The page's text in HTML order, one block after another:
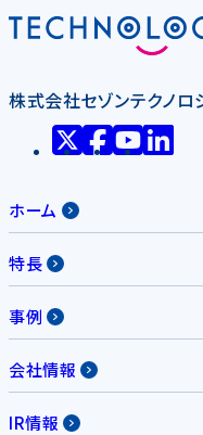
株式会社セゾンテクノロ
ホーム
特長
事例
会社情報
IR情報